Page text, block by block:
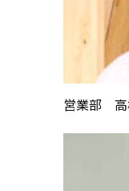
営業部 高